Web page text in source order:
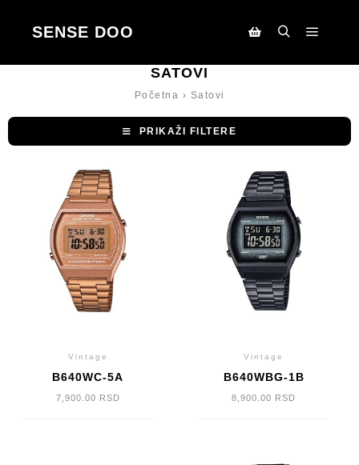
SENSE DOO
SATOVI
Početna › Satovi
PRIKAŽI FILTERE
Vintage
B640WC-5A
7,900.00 RSD
Vintage
B640WBG-1B
8,900.00 RSD